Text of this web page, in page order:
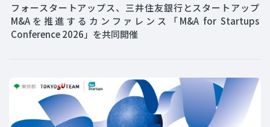
フォースタートアップス、三井住友銀行とスタートアップ
M&Aを推進するカンファレンス「M&A for Startups
Conference 2026」を共同開催